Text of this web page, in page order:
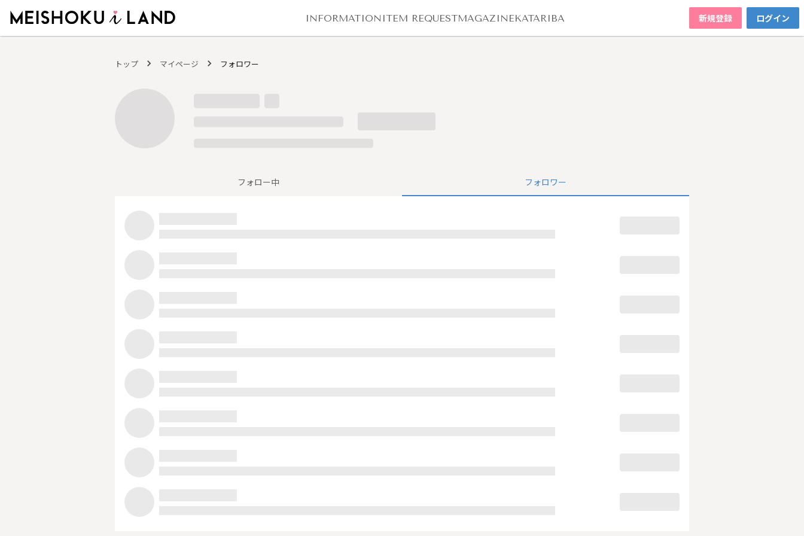
INFORMATION ITEM REQUESTMAGAZINEKATARIBA 新規登録 ログイン
トップ マイページ フォロワー
フォロー中 フォロワー